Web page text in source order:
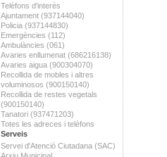
Telèfons d'interès
Ajuntament (937144040)
Policia (937144830)
Emergències (112)
Ambulàncies (061)
Avaries enllumenat (686216138)
Avaries aigua (900304070)
Recollida de mobles i altres
voluminosos (900150140)
Recollida de restes vegetals
(900150140)
Tanatori (937471203)
Totes les adreces i telèfons
Serveis
Servei d'Atenció Ciutadana (SAC)